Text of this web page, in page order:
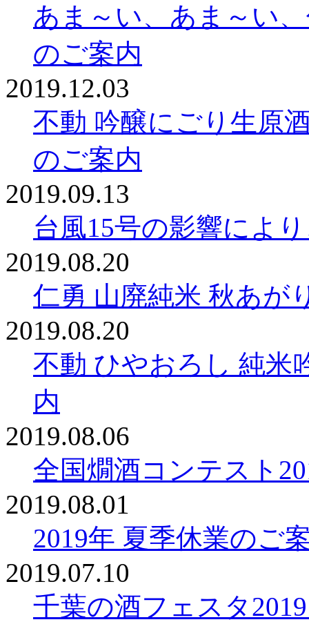
あま～い、あま～い
のご案内
2019.12.03
不動 吟醸にごり生原
のご案内
2019.09.13
台風15号の影響によ
2019.08.20
仁勇 山廃純米 秋あが
2019.08.20
不動 ひやおろし 純米
内
2019.08.06
全国燗酒コンテスト
2019.08.01
2019年 夏季休業のご
2019.07.10
千葉の酒フェスタ